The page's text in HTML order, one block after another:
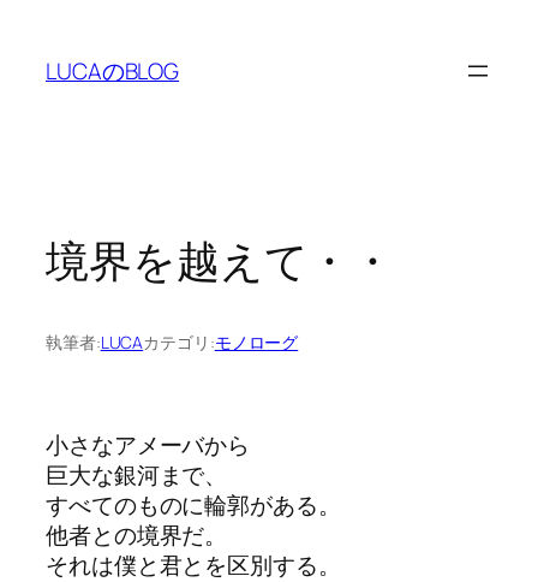
LUCAのBLOG
境界を越えて・・
執筆者:LUCAカテゴリ:モノローグ
小さなアメーバから
巨大な銀河まで、
すべてのものに輪郭がある。
他者との境界だ。
それは僕と君とを区別する。